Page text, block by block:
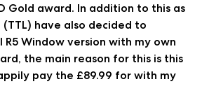
Gold award. In addition to this as
have also decided to
Window version with my own
the main reason for this is this
pay the £89.99 for with my